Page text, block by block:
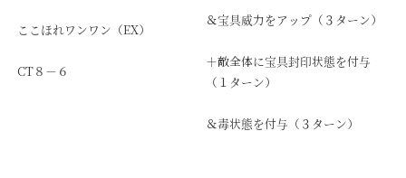
ここほれワンワン（EX）
CT８－６
＆宝具威力をアップ（３ターン）
＋敵全体に宝具封印状態を付与
（１ターン）
＆毒状態を付与（３ターン）